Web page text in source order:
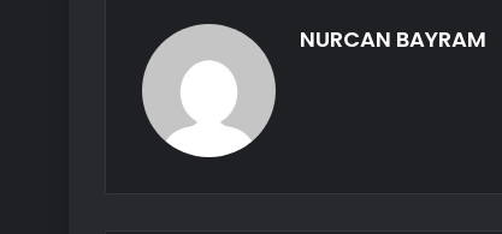
NURCAN BAYRAM